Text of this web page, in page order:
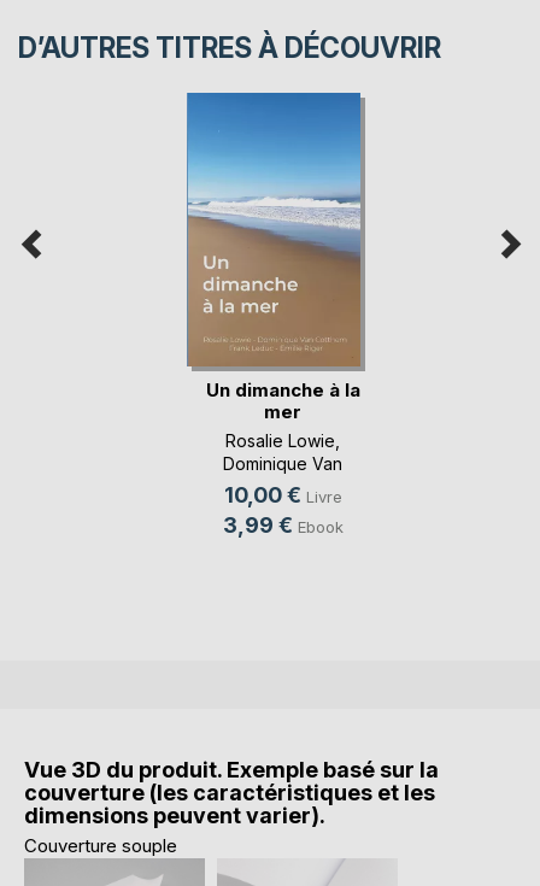
D’AUTRES TITRES À DÉCOUVRIR
Un dimanche à la
mer
Rosalie Lowie
Dominique Van
Cotthem
10,00 € Livre
3,99 € Ebook
Vue 3D du produit. Exemple basé sur la
couverture (les caractéristiques et les
dimensions peuvent varier).
Couverture souple